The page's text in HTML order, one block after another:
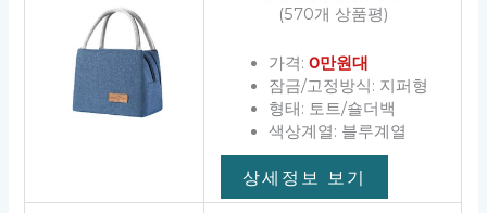
(570개 상품평)
가격: 0만원대
잠금/고정방식: 지퍼형
형태: 토트/숄더백
색상계열: 블루계열
상세정보 보기